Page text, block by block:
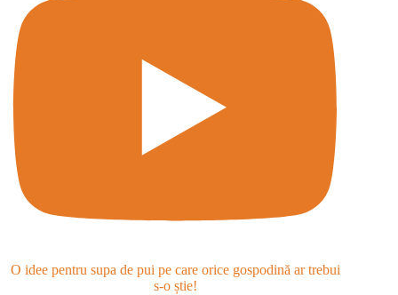
O idee pentru supa de pui pe care orice gospodină ar trebui
s-o știe!